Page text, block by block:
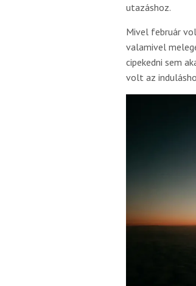
utazáshoz.
Mivel február
valamivel
cipekedni sem
volt az